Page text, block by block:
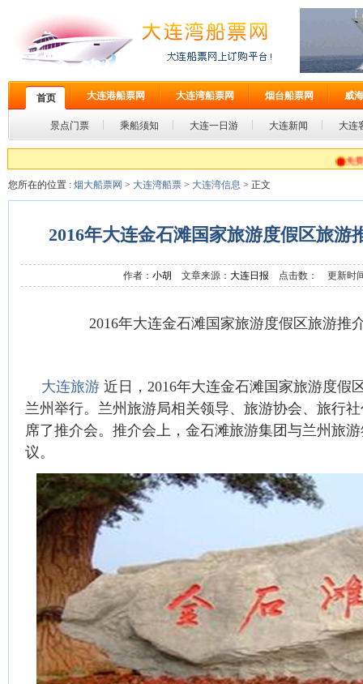
首页 大连港船票网 大连湾船票网 烟台船票网 威
景点门票 乘船须知 大连一日游 大连新闻 大连
免费预
您所在的位置 : 烟大船票网 > 大连湾船票 > 大连湾信息 > 正文
2016年大连金石滩国家旅游度假区旅游
作者： 小胡 文章来源： 大连日报 点击数： 更新时
2016年大连金石滩国家旅游度假区旅游推
大连旅游 近日，2016年大连金石滩国家旅游度假
兰州举行。兰州旅游局相关领导、旅游协会、旅行
席了推介会。推介会上，金石滩旅游集团与兰州旅
议。